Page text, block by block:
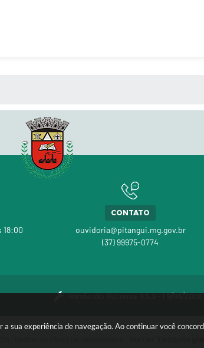
sua experiência de navegação. Ao continuar você
18:00
CONTATO
ouvidoria@pitangui.mg.gov.br
(37) 99975-0774
Versão do Sistema:3.5.3 - 19/06/2026